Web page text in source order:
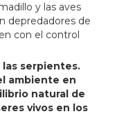
y las aves
depredadores de
con el control
serpientes.
ambiente en
natural de
vivos en los